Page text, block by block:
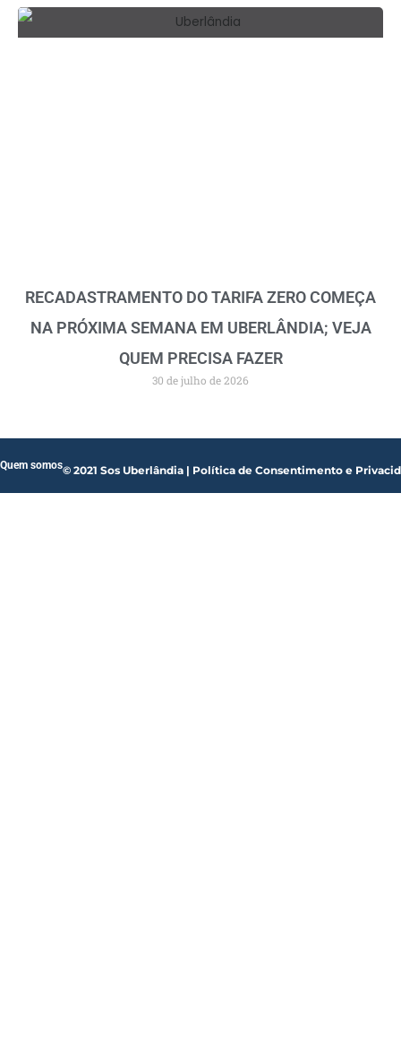
RECADASTRAMENTO DO TARIFA ZERO COMEÇA
NA PRÓXIMA SEMANA EM UBERLÂNDIA; VEJA
QUEM PRECISA FAZER
30 de julho de 2026
© 2021 Sos Uberlândia | Política de Consentimento e
Quem somos